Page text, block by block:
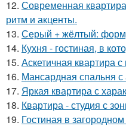
12. Современная
ритм и акценты.
13. Серый + жёлтый:
14. Кухня - гостиная, в
15. Аскетичная квартира
16. Мансардная спальня
17. Яркая квартира с
18. Квартира - студия с
19. Гостиная в